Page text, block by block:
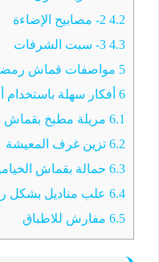
4.2
4.3
5 مواصفات قماش
6 أفكار سهلة
6.1 مريلة مطبخ بقماش
6.2 تزين غرف المعيشة
6.3 حمالة بقماش
6.4 علب مناديل بشكل
6.5 مفارش للاطباق